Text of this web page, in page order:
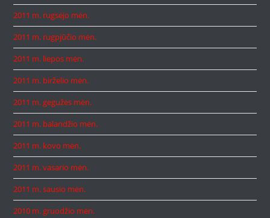
2011 m. rugsėjo mėn.
2011 m. rugpjūčio mėn.
2011 m. liepos mėn.
2011 m. birželio mėn.
2011 m. gegužės mėn.
2011 m. balandžio mėn.
2011 m. kovo mėn.
2011 m. vasario mėn.
2011 m. sausio mėn.
2010 m. gruodžio mėn.